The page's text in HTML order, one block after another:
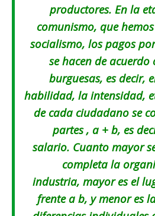
productores. En la
comunismo, que
socialismo, los pagos
se hacen de
burguesas, es decir,
habilidad, la intensidad,
de cada ciudadano se
partes , a + b, es
salario. Cuanto mayor
completa la
industria, mayor es el
frente a b, y menor es